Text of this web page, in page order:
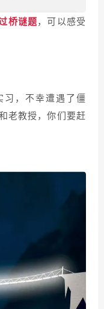
桥谜题，可以感受
习，不幸遭遇了僵
老教授，你们要赶